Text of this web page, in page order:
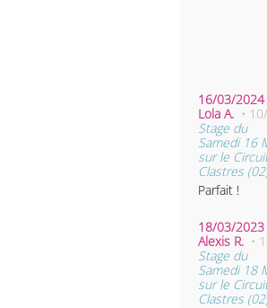
16/03/
Lola A. •
Stage du
Samedi 16
sur le
Clastres
Parfait !
18/03/
Alexis R. •
Stage du
Samedi 18
sur le
Clastres